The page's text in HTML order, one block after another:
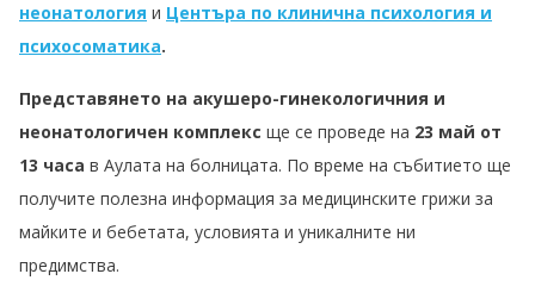
неонатология и Центъра по клинична психология и
психосоматика.
Представянето на акушеро-гинекологичния и
неонатологичен комплекс ще се проведе на 23 май от
13 часа в Аулата на болницата. По време на събитието ще
получите полезна информация за медицинските грижи за
майките и бебетата, условията и уникалните ни
предимства.